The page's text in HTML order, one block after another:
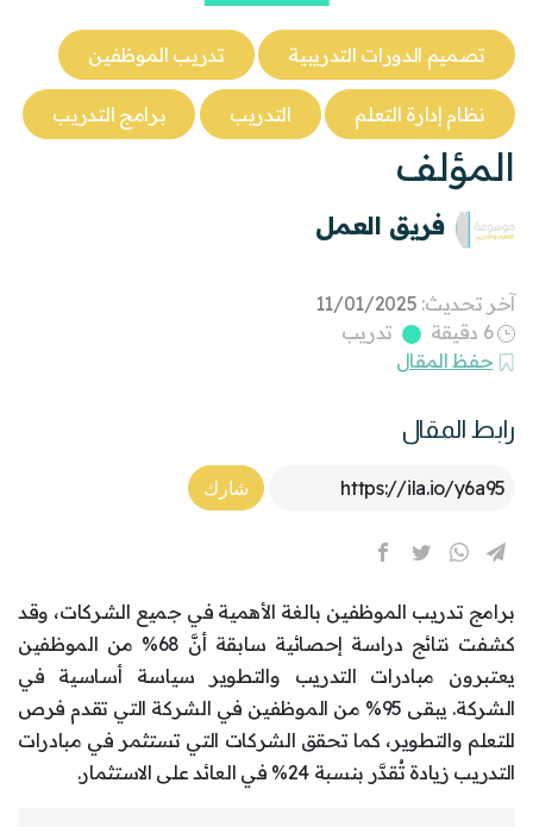
تصميم الدورات التدريبية تدريب الموظفين
نظام إدارة التعلم التدريب برامج التدريب
المؤلف
فريق العمل
آخر تحديث: 11/01/2025
6 دقيقة
تدريب
حفظ المقال
رابط المقال
Article Link
شارك
برامج تدريب الموظفين بالغة الأهمية في جميع الشركات، وقد
كشفت نتائج دراسة إحصائية سابقة أنَّ 68% من الموظفين
يعتبرون مبادرات التدريب والتطوير سياسة أساسية في
الشركة. يبقى 95% من الموظفين في الشركة التي تقدم فرص
للتعلم والتطوير، كما تحقق الشركات التي تستثمر في مبادرات
التدريب زيادة تُقدَّر بنسبة 24% في العائد على الاستثمار.